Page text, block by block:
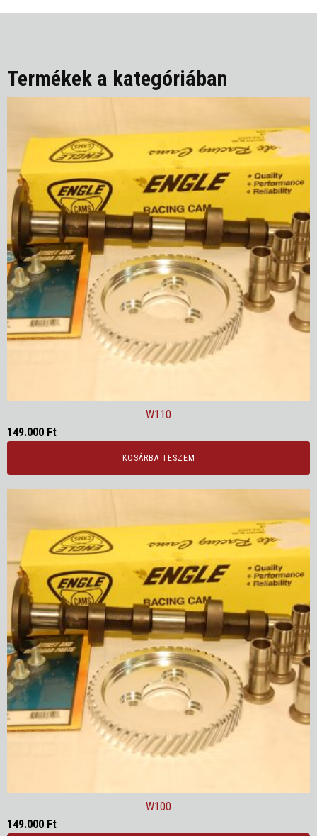
Termékek a kategóriában
W110
149.000 Ft
KOSÁRBA TESZEM
W100
149.000 Ft